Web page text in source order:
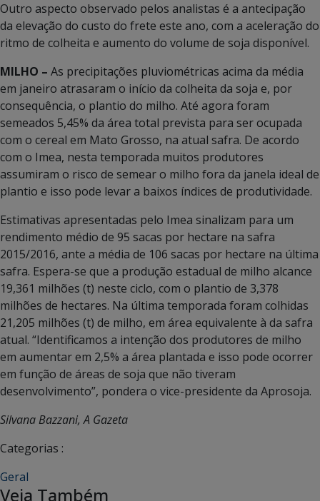
Outro aspecto observado pelos analistas é a antecipação
da elevação do custo do frete este ano, com a aceleração do
ritmo de colheita e aumento do volume de soja disponível.
MILHO – As precipitações pluviométricas acima da média
em janeiro atrasaram o início da colheita da soja e, por
consequência, o plantio do milho. Até agora foram
semeados 5,45% da área total prevista para ser ocupada
com o cereal em Mato Grosso, na atual safra. De acordo
com o Imea, nesta temporada muitos produtores
assumiram o risco de semear o milho fora da janela ideal de
plantio e isso pode levar a baixos índices de produtividade.
Estimativas apresentadas pelo Imea sinalizam para um
rendimento médio de 95 sacas por hectare na safra
2015/2016, ante a média de 106 sacas por hectare na última
safra. Espera-se que a produção estadual de milho alcance
19,361 milhões (t) neste ciclo, com o plantio de 3,378
milhões de hectares. Na última temporada foram colhidas
21,205 milhões (t) de milho, em área equivalente à da safra
atual. “Identificamos a intenção dos produtores de milho
em aumentar em 2,5% a área plantada e isso pode ocorrer
em função de áreas de soja que não tiveram
desenvolvimento”, pondera o vice-presidente da Aprosoja.
Silvana Bazzani,A Gazeta
Categorias :
Geral
Veja Também